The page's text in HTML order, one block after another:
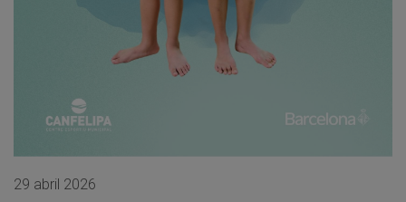
29 abril 2026